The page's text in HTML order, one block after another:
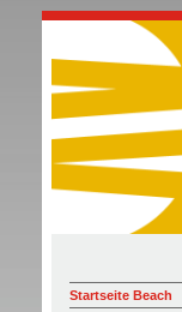
Startseite Beach